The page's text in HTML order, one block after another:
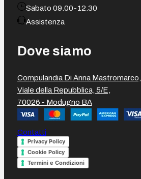
Sabato 09.00-12.30
Assistenza
Dove siamo
Compulandia Di Anna Mastromarco,
Viale della Repubblica, 5/E,
70026 - Modugno BA
Contatti
Privacy Policy
Cookie Policy
Termini e Condizioni